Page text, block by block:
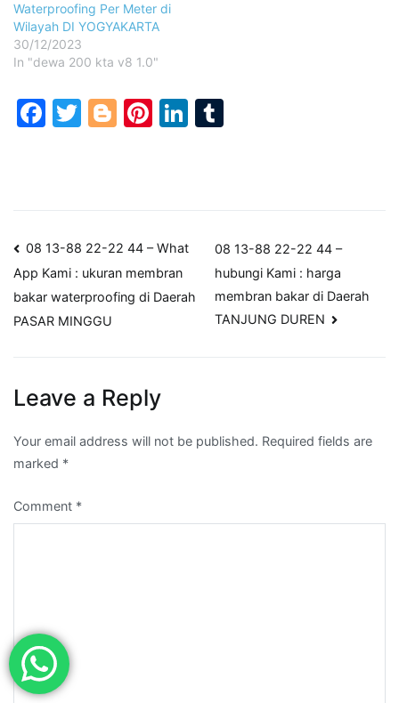
Waterproofing Per Meter di
Wilayah DI YOGYAKARTA
30/12/2023
In "dewa 200 kta v8 1.0"
Facebook
Twitter
Blogger
Pinterest
LinkedIn
Post
navigation
08 13-88 22-22 44 – What
App Kami : ukuran membran
bakar waterproofing di Daerah
PASAR MINGGU
08 13-88 22-22 44 –
hubungi Kami : harga
membran bakar di Daerah
TANJUNG DUREN
Leave a Reply
Your email address will not be published. Required fields are
marked *
Comment *